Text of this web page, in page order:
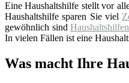
Eine Haushaltshilfe stellt vor
Haushaltshilfe sparen Sie viel
gewöhnlich sindHaushaltshilfen
In vielen Fällen ist eine
Was macht Ihre